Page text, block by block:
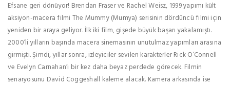
Efsane geri dönüyor! Brendan Fraser ve Rachel Weisz, 1999 yapımı kült
aksiyon-macera filmi The Mummy (Mumya) serisinin dördüncü filmi için
yeniden bir araya geliyor. İlk iki film, gişede büyük başarı yakalamıştı.
2000’li yılların başında macera sinemasının unutulmaz yapımları arasına
girmişti. Şimdi, yıllar sonra, izleyiciler sevilen karakterler Rick O’Connell
ve Evelyn Carnahan’ı bir kez daha beyaz perdede görecek. Filmin
senaryosunu David Coggeshall kaleme alacak. Kamera arkasında ise